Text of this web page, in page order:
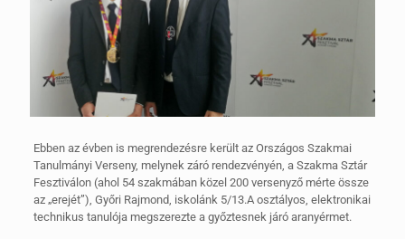
Ebben az évben is megrendezésre került az Országos Szakmai
Tanulmányi Verseny, melynek záró rendezvényén, a Szakma Sztár
Fesztiválon (ahol 54 szakmában közel 200 versenyző mérte össze
az „erejét”), Győri Rajmond, iskolánk 5/13.A osztályos, elektronikai
technikus tanulója megszerezte a győztesnek járó aranyérmet.